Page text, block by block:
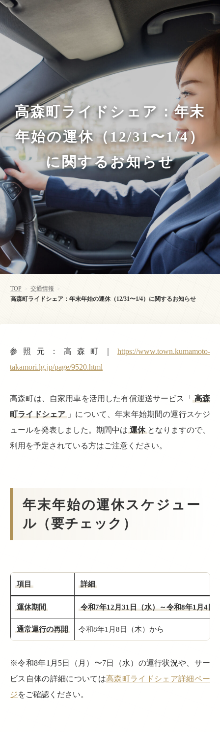
高森町ライドシェア：年末
年始の運休（12/31〜1/4）
に関するお知らせ
TOP > 交通情報 >
高森町ライドシェア：年末年始の運休（12/31〜1/4）に関するお知らせ
参照元：高森町｜ https://www.town.kumamoto-
takamori.lg.jp/page/9520.html
高森町は、自家用車を活用した有償運送サービス「 高森
町ライドシェア 」について、年末年始期間の運行スケジ
ュールを発表しました。期間中は 運休 となりますので、
利用を予定されている方はご注意ください。
年末年始の運休スケジュー
ル（要チェック）
項目 詳細
運休期間 令和7年12月31日（水）～令和8年1月4日
通常運行の再開 令和8年1月8日（木）から
※令和8年1月5日（月）〜7日（水）の運行状況や、サー
ビス自体の詳細については高森町ライドシェア詳細ペー
ジをご確認ください。